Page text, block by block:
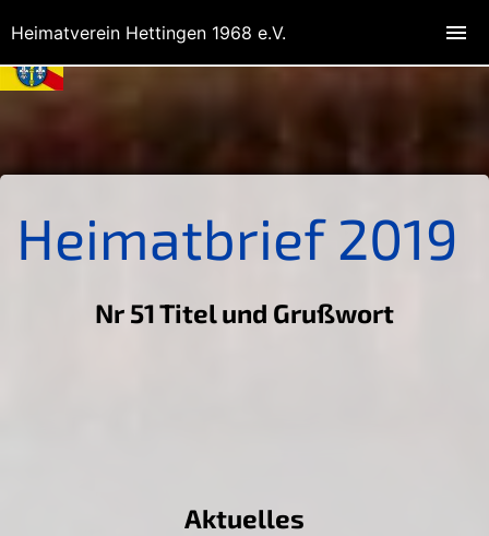
Heimatbrief 2019
Nr 51 Titel und Grußwort
Aktuelles
Heimatverein Hettingen 1968 e.V.